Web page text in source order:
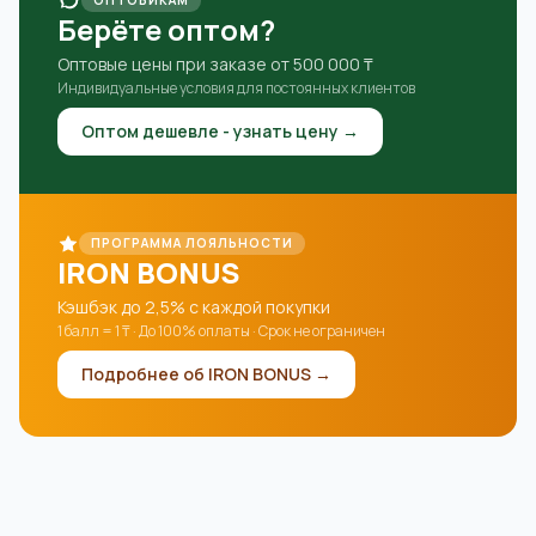
Берёте оптом?
Оптовые цены при заказе от 500 000 ₸
Индивидуальные условия для постоянных клиентов
Оптом дешевле - узнать цену →
ПРОГРАММА ЛОЯЛЬНОСТИ
IRON BONUS
Кэшбэк до 2,5% с каждой покупки
1 балл = 1 ₸ · До 100% оплаты · Срок не ограничен
Подробнее об IRON BONUS →